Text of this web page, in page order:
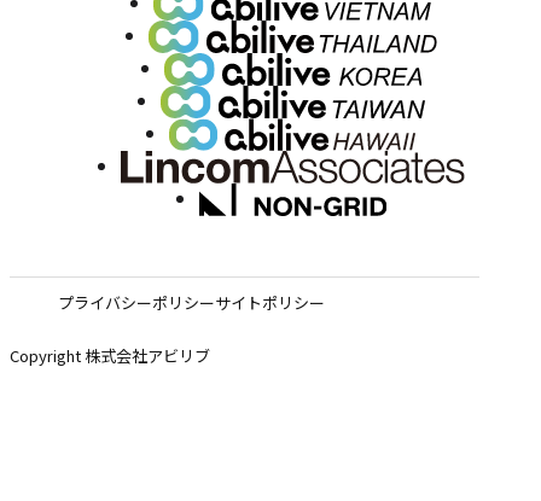
プライバシーポリシーサイトポリシー
Copyright 株式会社アビリブ